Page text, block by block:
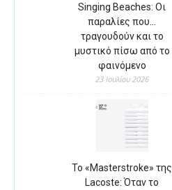
Singing Beaches: Οι
παραλίες που…
τραγουδούν και το
μυστικό πίσω από το
φαινόμενο
23 Ιουλίου 2026
Το «Masterstroke» της
Lacoste: Όταν το